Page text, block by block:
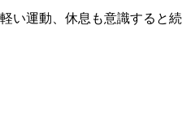
い運動、休息も意識すると続